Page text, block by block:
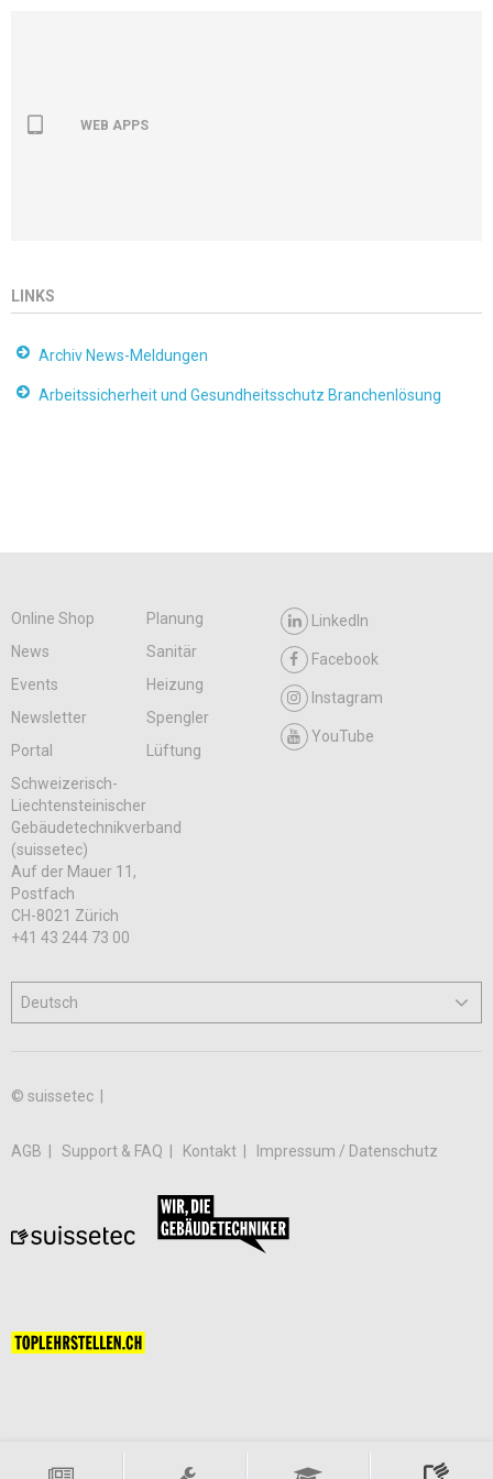
WEB APPS
LINKS
Archiv News-Meldungen
Arbeitssicherheit und Gesundheitsschutz Branchenlösung
Online Shop
Planung
News
Sanitär
Events
Heizung
Newsletter
Spengler
Portal
Lüftung
LinkedIn
Facebook
Instagram
YouTube
Schweizerisch-
Liechtensteinischer
Gebäudetechnikverband
(suissetec)
Auf der Mauer 11,
Postfach
CH-8021 Zürich
+41 43 244 73 00
© suissetec |
AGB Support & FAQ Kontakt Impressum / Datenschutz